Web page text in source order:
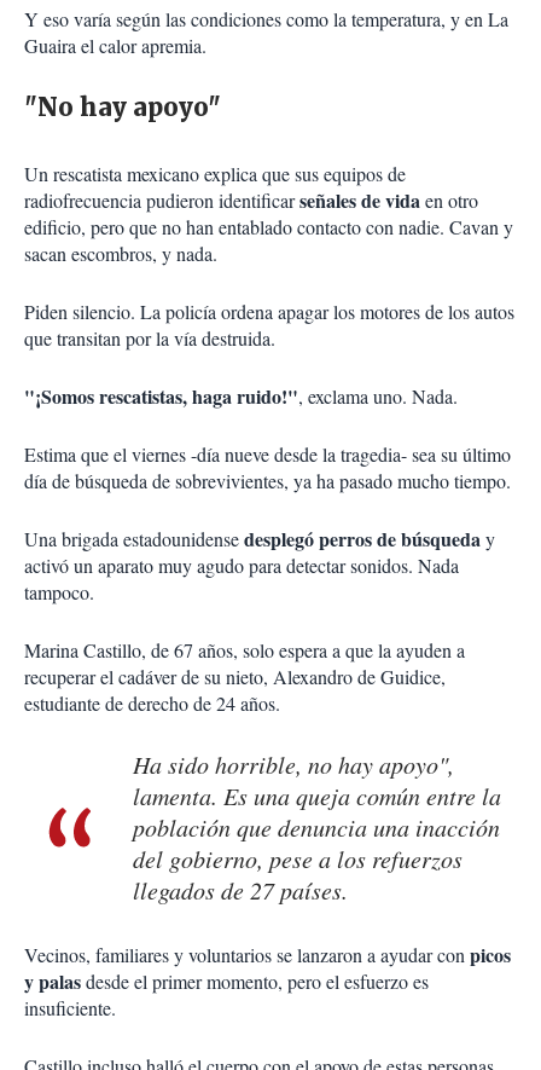
Y eso varía según las condiciones como la temperatura, y en La
Guaira el calor apremia.
"No hay apoyo"
Un rescatista mexicano explica que sus equipos de
radiofrecuencia pudieron identificarseñales de vidaen otro
edificio, pero que no han entablado contacto con nadie. Cavan y
sacan escombros, y nada.
Piden silencio. La policía ordena apagar los motores de los autos
que transitan por la vía destruida.
"¡Somos rescatistas, haga ruido!", exclama uno. Nada.
Estima que el viernes -día nueve desde la tragedia- sea su último
día de búsqueda de sobrevivientes, ya ha pasado mucho tiempo.
Una brigada estadounidensedesplegó perros de búsqueday
activó un aparato muy agudo para detectar sonidos. Nada
tampoco.
Marina Castillo, de 67 años, solo espera a que la ayuden a
recuperar el cadáver de su nieto, Alexandro de Guidice,
estudiante de derecho de 24 años.
Ha sido horrible, no hay apoyo",
lamenta. Es una queja común entre la
población que denuncia una inacción
del gobierno, pese a los refuerzos
llegados de 27 países.
Vecinos, familiares y voluntarios se lanzaron a ayudar conpicos
y palasdesde el primer momento, pero el esfuerzo es
insuficiente.